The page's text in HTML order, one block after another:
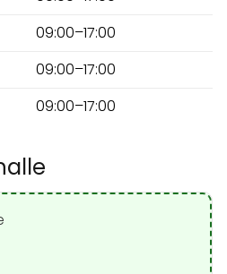
09:00–17:00
09:00–17:00
09:00–17:00